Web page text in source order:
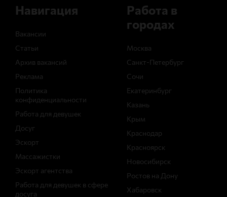
Навигация
Вакансии
Статьи
Архив вакансий
Реклама
Политика
конфиденциальности
Работа для девушек
Досуг
Эскорт
Массажистки
Эскорт агентства
Работа для девушек в сфере
досуга
Работа в
городах
Москва
Санкт-Петербург
Сочи
Екатеринбург
Казань
Крым
Краснодар
Красноярск
Новосибирск
Ростов на Дону
Хабаровск